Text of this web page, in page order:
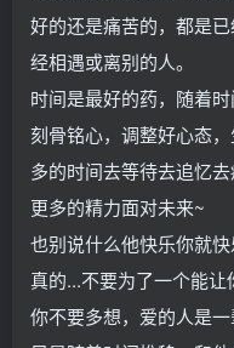
好的还是痛苦的，都是
经相遇或离别的人。
时间是最好的药，随着
刻骨铭心，调整好心态
多的时间去等待去追忆
更多的精力面对未来~
也别说什么他快乐你就
真的...不要为了一个能
你不要多想，爱的人是一